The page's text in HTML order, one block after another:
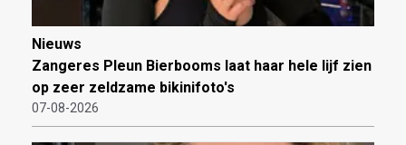
Nieuws
Zangeres Pleun Bierbooms laat haar hele lijf zien
op zeer zeldzame bikinifoto's
07-08-2026